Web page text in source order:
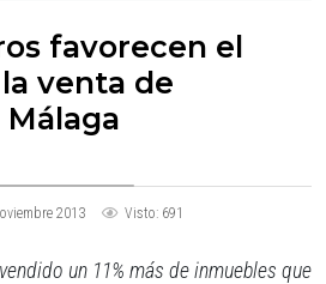
favorecen el
venta de
2013 Visto: 691
un 11% más de inmuebles que